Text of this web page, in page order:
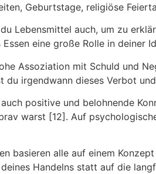
Geburtstage, religiöse
Lebensmittel auch, um zu
Essen eine große Rolle in
Assoziation mit Schuld und
du irgendwann dieses Verbot
positive und belohnende
warst [12]. Auf
basieren alle auf einem
Handelns statt auf die